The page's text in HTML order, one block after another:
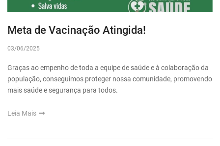
Meta de Vacinação Atingida!
03/06/2025
Graças ao empenho de toda a equipe de saúde e à colaboração da
população, conseguimos proteger nossa comunidade, promovendo
mais saúde e segurança para todos.
Leia Mais